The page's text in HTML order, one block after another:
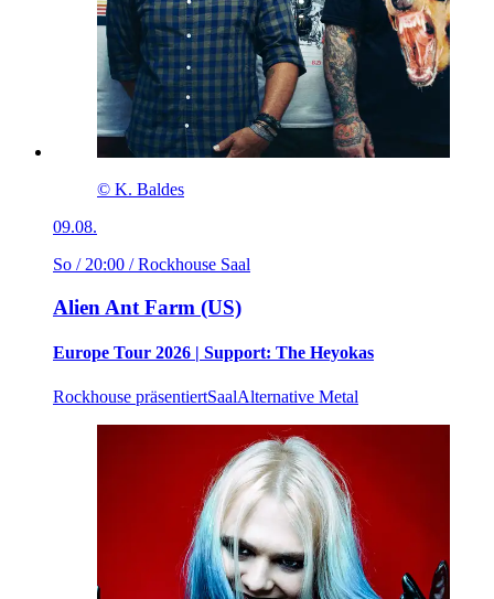
© K. Baldes
09.08.
So / 20:00 / Rockhouse Saal
Alien Ant Farm (US)
Europe Tour 2026 | Support: The Heyokas
Rockhouse präsentiertSaalAlternative Metal